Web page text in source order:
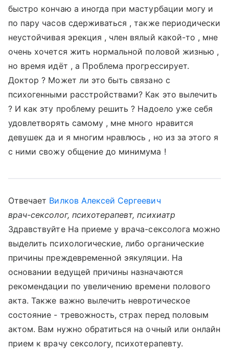
быстро кончаю а иногда при мастурбации могу и
по пару часов сдерживаться , также периодически
неустойчивая эрекция , член вялый какой-то , мне
очень хочется жить нормальной половой жизнью ,
но время идёт , а Проблема прогрессирует.
Доктор ? Может ли это быть связано с
психогенными расстройствами? Как это вылечить
? И как эту проблему решить ? Надоело уже себя
удовлетворять самому , мне много нравится
девушек да и я многим нравлюсь , но из за этого я
с ними свожу общение до минимума !
Отвечает Вилков Алексей Сергеевич
врач-сексолог, психотерапевт, психиатр
Здравствуйте На приеме у врача-сексолога можно
выделить психологические, либо органические
причины преждевременной эякуляции. На
основании ведущей причины назначаются
рекомендации по увеличению времени полового
акта. Также важно вылечить невротическое
состояние - тревожность, страх перед половым
актом. Вам нужно обратиться на очный или онлайн
прием к врачу сексологу, психотерапевту.